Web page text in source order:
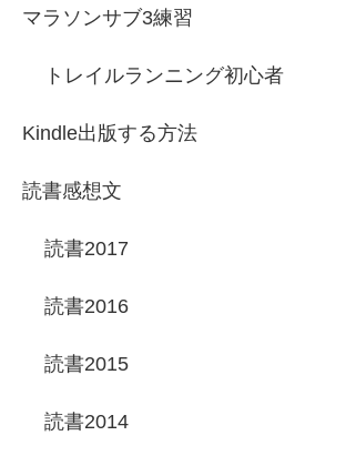
マラソンサブ3練習
トレイルランニング初心者
Kindle出版する方法
読書感想文
読書2017
読書2016
読書2015
読書2014